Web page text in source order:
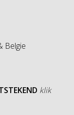
Belgie
klik